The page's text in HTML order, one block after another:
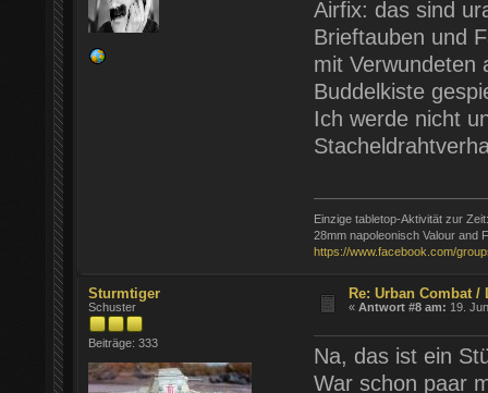
Airfix: das sind
Brieftauben und
mit Verwundeten
Buddelkiste
Ich werde nicht
Einzige tabletop-Aktivität zur Zeit:
28mm napoleonisch Valour and
https://www.facebook.com/
Sturmtiger
Schuster
Beiträge: 333
Re: Urban Combat
«Antwort #8 am: 19.
Na, das ist ein
War schon paar